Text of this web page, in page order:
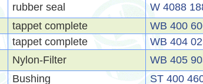
rubber seal
W 4088
tappet complete
WB 400
tappet complete
WB 404
Nylon-Filter
WB 405
Bushing
ST 400